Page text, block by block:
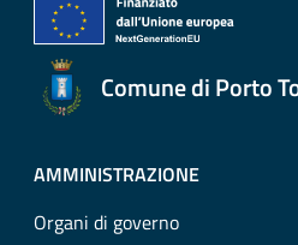
Comune di Porto
AMMINISTRAZIONE
Organi di governo